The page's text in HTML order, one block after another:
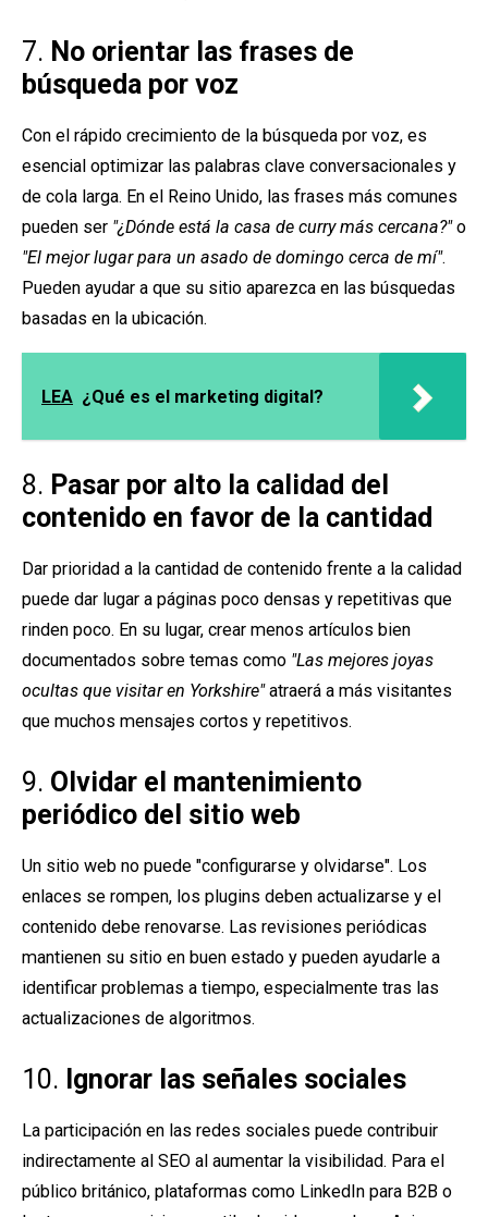
7. No orientar las frases de
búsqueda por voz
Con el rápido crecimiento de la búsqueda por voz, es
esencial optimizar las palabras clave conversacionales y
de cola larga. En el Reino Unido, las frases más comunes
pueden ser "¿Dónde está la casa de curry más cercana?"o
"El mejor lugar para un asado de domingo cerca de mí".
Pueden ayudar a que su sitio aparezca en las búsquedas
basadas en la ubicación.
LEA ¿Qué es el marketing digital?
8. Pasar por alto la calidad del
contenido en favor de la cantidad
Dar prioridad a la cantidad de contenido frente a la calidad
puede dar lugar a páginas poco densas y repetitivas que
rinden poco. En su lugar, crear menos artículos bien
documentados sobre temas como "Las mejores joyas
ocultas que visitar en Yorkshire"atraerá a más visitantes
que muchos mensajes cortos y repetitivos.
9. Olvidar el mantenimiento
periódico del sitio web
Un sitio web no puede "configurarse y olvidarse". Los
enlaces se rompen, los plugins deben actualizarse y el
contenido debe renovarse. Las revisiones periódicas
mantienen su sitio en buen estado y pueden ayudarle a
identificar problemas a tiempo, especialmente tras las
actualizaciones de algoritmos.
10. Ignorar las señales sociales
La participación en las redes sociales puede contribuir
indirectamente al SEO al aumentar la visibilidad. Para el
público británico, plataformas como LinkedIn para B2B o